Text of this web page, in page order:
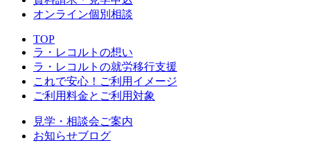
オンライン個別相談
TOP
ラ・レコルトの想い
ラ・レコルトの就労移行支援
これで安心！ご利用イメージ
ご利用料金とご利用対象
見学・相談会ご案内
お知らせブログ